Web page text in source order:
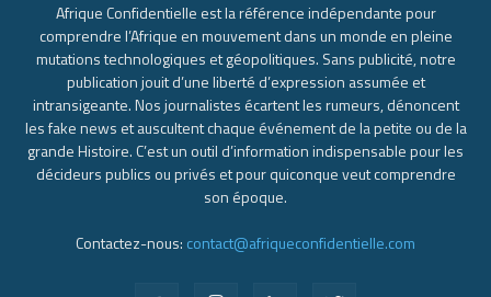
Afrique Confidentielle est la référence indépendante pour
comprendre l’Afrique en mouvement dans un monde en pleine
mutations technologiques et géopolitiques. Sans publicité, notre
publication jouit d’une liberté d’expression assumée et
intransigeante. Nos journalistes écartent les rumeurs, dénoncent
les fake news et auscultent chaque événement de la petite ou de la
grande Histoire. C’est un outil d’information indispensable pour les
décideurs publics ou privés et pour quiconque veut comprendre
son époque.
Contactez-nous: contact@afriqueconfidentielle.com